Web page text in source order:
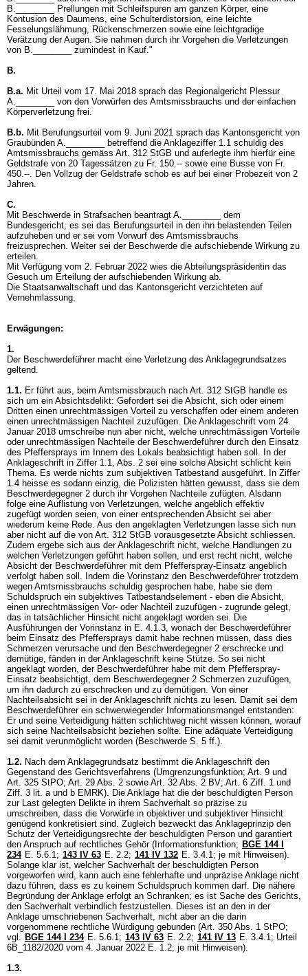
B.________ Prellungen mit Schleifspuren am ganzen Körper, eine
Kontusion des Daumens, eine Schulterdistorsion, eine leichte
Fesselungslähmung, Rückenschmerzen sowie eine leichtgradige
Verätzung der Augen. Sie nahmen durch ihr Vorgehen die Verletzungen
von B.________ zumindest in Kauf."
B.
B.a. Mit Urteil vom 17. Mai 2018 sprach das Regionalgericht Plessur
A.________ von den Vorwürfen des Amtsmissbrauchs und der einfachen
Körperverletzung frei.
B.b. Mit Berufungsurteil vom 9. Juni 2021 sprach das Kantonsgericht von
Graubünden A.________ betreffend die Anklageziffer 1.1 schuldig des
Amtsmissbrauchs gemäss Art. 312 StGB und auferlegte ihm hierfür eine
Geldstrafe von 20 Tagessätzen zu Fr. 150.-- sowie eine Busse von Fr.
450.--. Den Vollzug der Geldstrafe schob es auf bei einer Probezeit von 2
Jahren.
C.
Mit Beschwerde in Strafsachen beantragt A.________ dem
Bundesgericht, es sei das Berufungsurteil in den ihn belastenden Teilen
aufzuheben und er sei vom Vorwurf des Amtsmissbrauchs
freizusprechen. Weiter sei der Beschwerde die aufschiebende Wirkung zu
erteilen.
Mit Verfügung vom 2. Februar 2022 wies die Abteilungspräsidentin das
Gesuch um Erteilung der aufschiebenden Wirkung ab.
Die Staatsanwaltschaft und das Kantonsgericht verzichteten auf
Vernehmlassung.
Erwägungen:
1.
Der Beschwerdeführer macht eine Verletzung des Anklagegrundsatzes
geltend.
1.1. Er führt aus, beim Amtsmissbrauch nach Art. 312 StGB handle es
sich um ein Absichtsdelikt: Gefordert sei die Absicht, sich oder einem
Dritten einen unrechtmässigen Vorteil zu verschaffen oder einem anderen
einen unrechtmässigen Nachteil zuzufügen. Die Anklageschrift vom 24.
Januar 2018 umschreibe nun aber nicht, welche unrechtmässigen Vorteile
oder unrechtmässigen Nachteile der Beschwerdeführer durch den Einsatz
des Pfeffersprays im Innern des Lokals beabsichtigt haben soll. In der
Anklageschrift in Ziffer 1.1, Abs. 2 sei eine solche Absicht schlicht kein
Thema. Es werde nichts zum subjektiven Tatbestand ausgeführt. In Ziffer
1.4 heisse es sodann einzig, die Polizisten hätten gewusst, dass sie dem
Beschwerdegegner 2 durch ihr Vorgehen Nachteile zufügten. Alsdann
folge eine Auflistung von Verletzungen, welche angeblich effektiv
zugefügt worden seien, von einer entsprechenden Absicht sei aber
wiederum keine Rede. Aus den angeklagten Verletzungen lasse sich nun
aber nicht auf die von Art. 312 StGB vorausgesetzte Absicht schliessen.
Zudem ergebe sich aus der Anklageschrift nicht, welche Handlungen zu
welchen Verletzungen geführt haben sollen, und erst recht nicht, welche
Absicht der Beschwerdeführer mit dem Pfefferspray-Einsatz angeblich
verfolgt haben soll. Indem die Vorinstanz den Beschwerdeführer trotzdem
wegen Amtsmissbrauchs schuldig gesprochen habe, habe sie dem
Schuldspruch ein subjektives Tatbestandselement - eben die Absicht,
einen unrechtmässigen Vor- oder Nachteil zuzufügen - zugrunde gelegt,
das in tatsächlicher Hinsicht nicht angeklagt worden sei. Die
Ausführungen der Vorinstanz in E. 4.1.3, wonach der Beschwerdeführer
beim Einsatz des Pfeffersprays damit habe rechnen müssen, dass dies
Schmerzen verursache und den Beschwerdegegner 2 erschrecke und
demütige, fänden in der Anklageschrift keine Stütze. So sei nicht
angeklagt worden, der Beschwerdeführer habe mit dem Pfefferspray-
Einsatz beabsichtigt, dem Beschwerdegegner 2 Schmerzen zuzufügen,
um ihn dadurch zu erschrecken und zu demütigen. Von einer
Nachteilsabsicht sei in der Anklageschrift nichts zu lesen. Damit sei dem
Beschwerdeführer ein schwerwiegender Informationsmangel entstanden:
Er und seine Verteidigung hätten schlichtweg nicht wissen können, worauf
sich seine Nachteilsabsicht beziehen sollte. Eine adäquate Verteidigung
sei damit verunmöglicht worden (Beschwerde S. 5 ff.).
1.2. Nach dem Anklagegrundsatz bestimmt die Anklageschrift den
Gegenstand des Gerichtsverfahrens (Umgrenzungsfunktion; Art. 9 und
Art. 325 StPO; Art. 29 Abs. 2 sowie Art. 32 Abs. 2 BV; Art. 6 Ziff. 1 und
Ziff. 3 lit. a und b EMRK). Die Anklage hat die der beschuldigten Person
zur Last gelegten Delikte in ihrem Sachverhalt so präzise zu
umschreiben, dass die Vorwürfe in objektiver und subjektiver Hinsicht
genügend konkretisiert sind. Zugleich bezweckt das Anklageprinzip den
Schutz der Verteidigungsrechte der beschuldigten Person und garantiert
den Anspruch auf rechtliches Gehör (Informationsfunktion; BGE 144 I
234 E. 5.6.1; 143 IV 63 E. 2.2; 141 IV 132 E. 3.4.1; je mit Hinweisen).
Solange klar ist, welcher Sachverhalt der beschuldigten Person
vorgeworfen wird, kann auch eine fehlerhafte und unpräzise Anklage nicht
dazu führen, dass es zu keinem Schuldspruch kommen darf. Die nähere
Begründung der Anklage erfolgt an Schranken; es ist Sache des Gerichts,
den Sachverhalt verbindlich festzustellen. Dieses ist an den in der
Anklage umschriebenen Sachverhalt, nicht aber an die darin
vorgenommene rechtliche Würdigung gebunden (Art. 350 Abs. 1 StPO;
vgl. BGE 144 I 234 E. 5.6.1; 143 IV 63 E. 2.2; 141 IV 13 E. 3.4.1; Urteil
6B_1182/2020 vom 4. Januar 2022 E. 1.2; je mit Hinweisen).
1.3.